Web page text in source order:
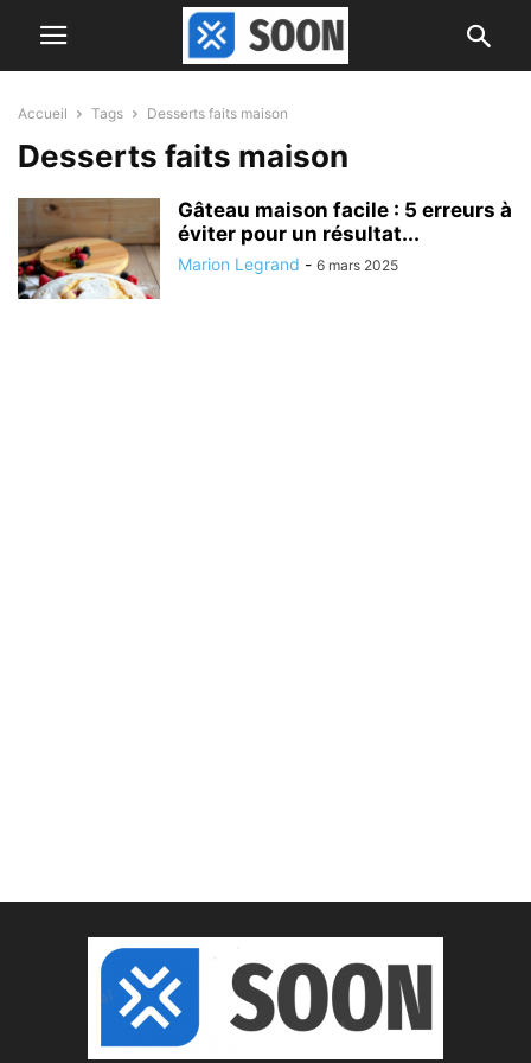
Accueil Tags Desserts faits maison
Desserts faits maison
Gâteau maison facile : 5 erreurs à
éviter pour un résultat...
Marion Legrand - 6 mars 2025